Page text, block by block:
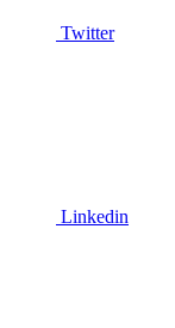
Twitter
Linkedin